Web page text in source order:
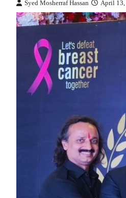
Syed Mosherraf Hassan April 13,